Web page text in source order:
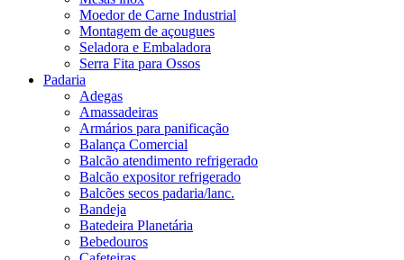
Moedor de Carne Industrial
Montagem de açougues
Seladora e Embaladora
Serra Fita para Ossos
Padaria
Adegas
Amassadeiras
Armários para panificação
Balança Comercial
Balcão atendimento refrigerado
Balcão expositor refrigerado
Balcões secos padaria/lanc.
Bandeja
Batedeira Planetária
Bebedouros